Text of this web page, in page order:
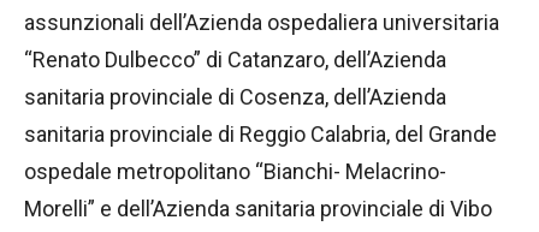
assunzionali dell’Azienda ospedaliera universitaria
“Renato Dulbecco” di Catanzaro, dell’Azienda
sanitaria provinciale di Cosenza, dell’Azienda
sanitaria provinciale di Reggio Calabria, del Grande
ospedale metropolitano “Bianchi- Melacrino-
Morelli” e dell’Azienda sanitaria provinciale di Vibo